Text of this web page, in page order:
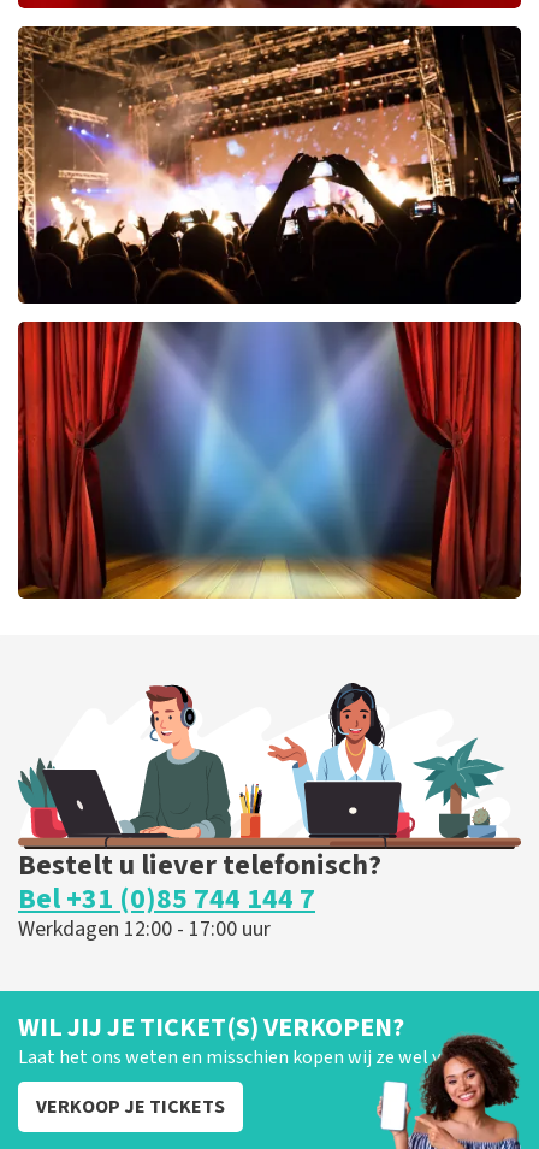
Esther van der Voort
690laatste 30 minuten
BESTEL NU
Don Omar
464 laatste 30 minuten
BESTEL NU
BESTEL NU
Bestelt u liever telefonisch?
Bel +31 (0)85 744 144 7
Werkdagen 12:00 - 17:00 uur
WIL JIJ JE TICKET(S) VERKOPEN?
Laat het ons weten en misschien kopen wij ze wel van je!
VERKOOP JE TICKETS